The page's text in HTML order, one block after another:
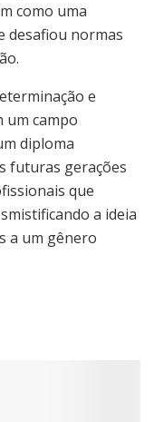
como uma
desafiou normas
e
um campo
diploma
futuras gerações
que
a ideia
a um gênero